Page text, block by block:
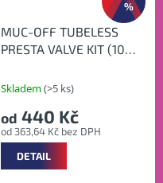
Ž
%
MUC-OFF TUBELESS
PRESTA VALVE KIT (10
Bezdušové ventilky
Skladem(>5 ks)
od 363,64 Kč bez DPH
od 440 Kč
DETAIL